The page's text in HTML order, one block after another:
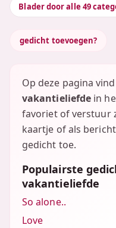
Blader door alle 49
gedicht toevoegen?
Op deze pagina
vakantieliefde in
favoriet of verstuur
kaartje of als
gedicht toe.
Populairste
vakantieliefde
So alone..
Love